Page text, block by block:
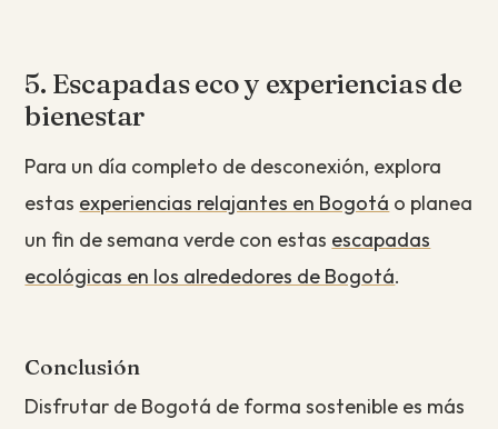
5. Escapadas eco y experiencias de
bienestar
Para un día completo de desconexión, explora
estas experiencias relajantes en Bogotá o planea
un fin de semana verde con estas escapadas
ecológicas en los alrededores de Bogotá.
Conclusión
Disfrutar de Bogotá de forma sostenible es más